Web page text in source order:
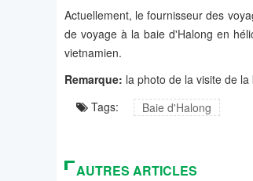
Actuellement, le fournisseur des
de voyage à la baie d'Halong en
vietnamien.
Remarque: la photo de la visite de la
Tags:
Baie d'Halong
AUTRES ARTICLES